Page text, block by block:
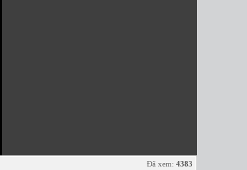
Đã xem: 4383